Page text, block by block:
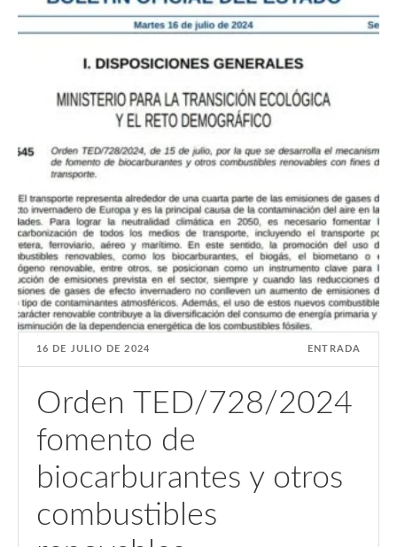
16 DE JULIO DE 2024 ENTRADA
Orden TED/728/2024
fomento de
biocarburantes y otros
combustibles